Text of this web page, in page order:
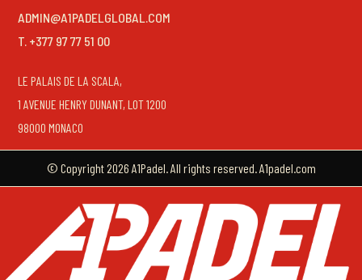
ADMIN@A1PADELGLOBAL.COM
T. +377 97 77 51 00
LE PALAIS DE LA SCALA,
1 AVENUE HENRY DUNANT, LOT 1200
98000 MONACO
© Copyright 2026 A1Padel. All rights reserved. A1padel.com